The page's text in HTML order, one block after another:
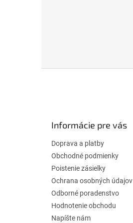
Informácie pre vás
Doprava a platby
Obchodné podmienky
Poistenie zásielky
Ochrana osobných údajov
Odborné poradenstvo
Hodnotenie obchodu
Napíšte nám